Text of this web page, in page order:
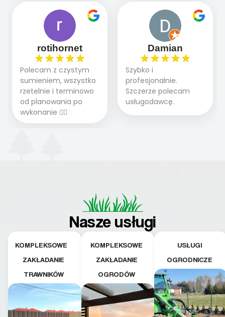
2 zlecenia na rolkę.
Polecam.
rotihornet
Polecam z czystym
sumieniem, wszystko
rzetelnie i terminowo
od planowania po
wykonanie 👍🏻
Damian
Szybko i
profesjonalnie.
Szczerze polecam
usługodawcę.
Nasze usługi
KOMPLEKSOWE
ZAKŁADANIE
TRAWNIKÓW
KOMPLEKSOWE
ZAKŁADANIE
OGRODÓW
USŁUGI
OGRODNICZE